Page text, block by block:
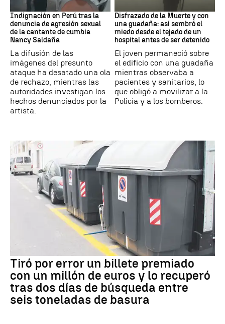
Indignación en Perú tras la
denuncia de agresión sexual
de la cantante de cumbia
Nancy Saldaña
La difusión de las
imágenes del presunto
ataque ha desatado una ola
de rechazo, mientras las
autoridades investigan los
hechos denunciados por la
artista.
Disfrazado de la Muerte y con
una guadaña: así sembró el
miedo desde el tejado de un
hospital antes de ser detenido
El joven permaneció sobre
el edificio con una guadaña
mientras observaba a
pacientes y sanitarios, lo
que obligó a movilizar a la
Policía y a los bomberos.
Tiró por error un billete premiado
con un millón de euros y lo recuperó
tras dos días de búsqueda entre
seis toneladas de basura